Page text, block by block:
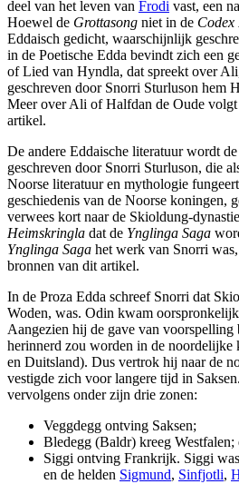
deel van het leven van Frodi vast, een
Hoewel de Grottasong niet in de Codex
Eddaisch gedicht, waarschijnlijk
in de Poetische Edda bevindt zich een
of Lied van Hyndla, dat spreekt over
geschreven door Snorri Sturluson hem
Meer over Ali of Halfdan de Oude volgt
artikel.
De andere Eddaische literatuur wordt
geschreven door Snorri Sturluson, die
Noorse literatuur en mythologie
geschiedenis van de Noorse koningen,
verwees kort naar de Skioldung-
Heimskringla dat de Ynglinga Saga
Ynglinga Saga het werk van Snorri
bronnen van dit artikel.
In de Proza Edda schreef Snorri dat
Woden, was. Odin kwam
Aangezien hij de gave van
herinnerd zou worden in de
en Duitsland). Dus vertrok hij naar de
vestigde zich voor langere tijd in
vervolgens onder zijn drie zonen:
Veggdegg ontving Saksen;
Bledegg (Baldr) kreeg Westfalen;
Siggi ontving Frankrijk. Siggi
en de helden Sigmund, Sinfjotli,